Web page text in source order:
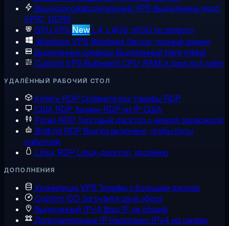
Высокопроизводительный VPS Выделенные ядра
EPYC, DDR5
GPU VPS New L4, L40S, H100 по запросу
Windows VPS Windows Server, полный админ
Выделенные серверыВыделенный bare metal
Custom VPS Выберите CPU, RAM и диск под себя
УДАЛЁННЫЙ РАБОЧИЙ СТОЛ
Купить RDP Сравните все тарифы RDP
США RDP Админ-RDP на IP США
Forex RDP Торговый десктоп с низкой задержкой
Botting RDP Всегда включено, чтобы боты
работали
Linux RDP Linux-десктоп, удалённо
ДОПОЛНЕНИЯ
Хранилище VPS Тарифы с большим диском
Custom ISO Загрузите свой образ
Выделенный IPv4 Ваш IP, не общий
Дополнительные IP Несколько IPv4 на сервер